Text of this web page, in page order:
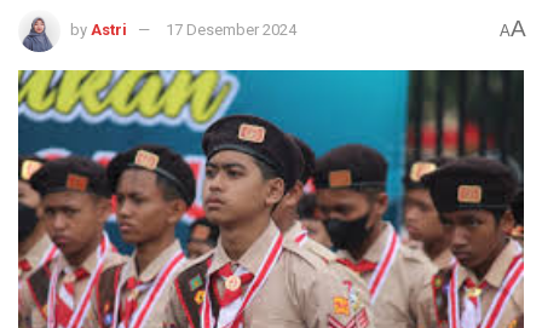
by Astri 17 Desember 2024 AA